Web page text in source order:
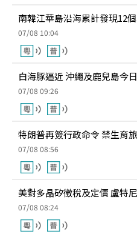
南韓江華島沿海累計發現12
07/08 10:04
白海豚逼近 沖繩及鹿兒島今
07/08 09:26
特朗普再簽行政命令 禁生育
07/08 08:56
美對多晶矽徵稅及定價 盧特
07/08 08:24